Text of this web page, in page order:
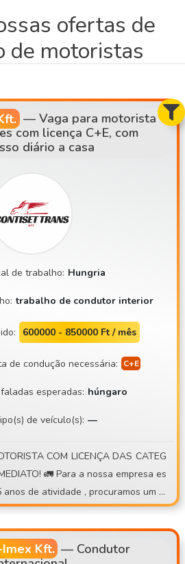
ofertas de
de motoristas
— Vaga para motorista
com licença C+E, com
diário a casa
de trabalho: Hungria
trabalho de condutor interior
600000 - 850000 Ft / mês
de condução necessária:
esperadas: húngaro
de veículo(s): —
empresa es
um regime de trab
Imex Kft. — Condutor